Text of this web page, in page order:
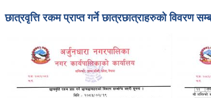
छात्रवृत्ति रकम प्राप्त गर्ने छात्रछात्राहरुको विवरण